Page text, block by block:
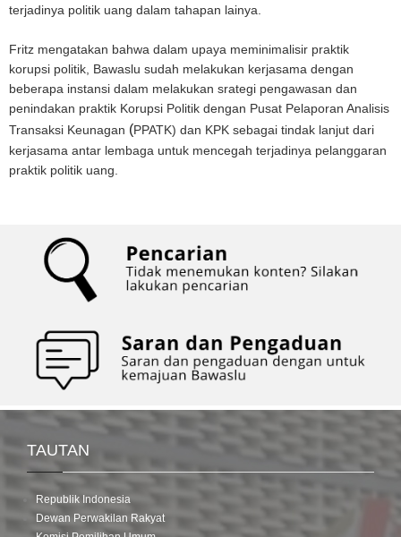
terjadinya politik uang dalam tahapan lainya.
Fritz mengatakan bahwa dalam upaya meminimalisir praktik
korupsi politik, Bawaslu sudah melakukan kerjasama dengan
beberapa instansi dalam melakukan srategi pengawasan dan
penindakan praktik Korupsi Politik dengan Pusat Pelaporan Analisis
Transaksi Keunagan (PPATK) dan KPK sebagai tindak lanjut dari
kerjasama antar lembaga untuk mencegah terjadinya pelanggaran
praktik politik uang.
TAUTAN
Republik Indonesia
Dewan Perwakilan Rakyat